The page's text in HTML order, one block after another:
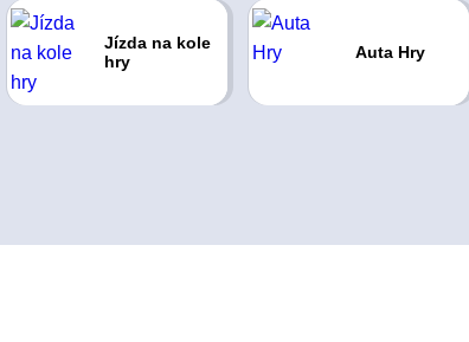
Jízda na kole
hry
Auta Hry